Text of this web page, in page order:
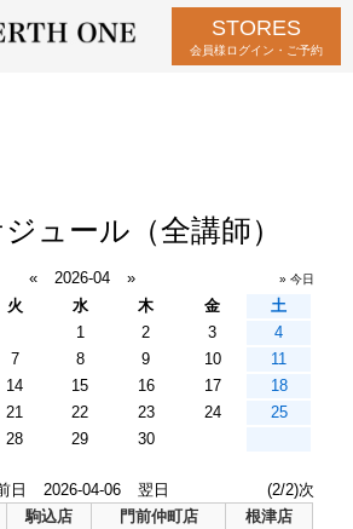
STORES
会員様ログイン・ご予約
ュール（全講師）
« 2026-04 » » 今日
火 水 木 金
土
1
2 3
4
7 8 9 10
11
14 15 16 17
18
21 22 23 24
25
28 29 30
日 2026-04-06 翌日
(2/2)次
駒込店 門前仲町店
根津店